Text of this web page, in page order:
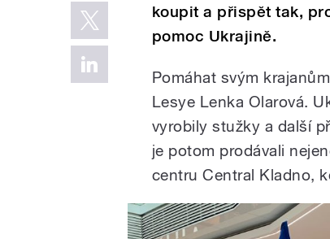
koupit a přispět tak,
pomoc Ukrajině.
Pomáhat svým
Lesye Lenka Olarová.
vyrobily stužky a další
je potom prodávali
centru Central Kladno,